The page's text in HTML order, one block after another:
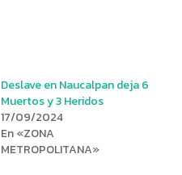
Deslave en Naucalpan deja 6
Muertos y 3 Heridos
17/09/2024
En «ZONA
METROPOLITANA»